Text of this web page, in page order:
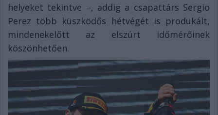
helyeket tekintve –, addig a csapattárs Sergio
Perez több küszködős hétvégét is produkált,
mindenekelőtt az elszúrt időmérőinek
köszönhetően.